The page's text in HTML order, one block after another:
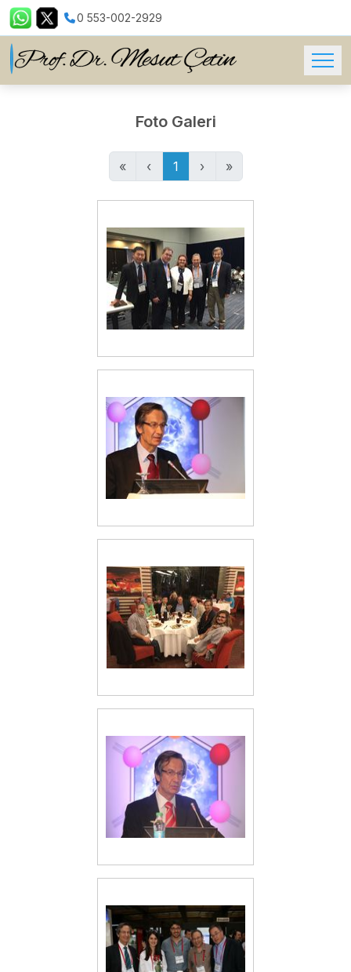
0 553-002-2929
Foto Galeri
« ‹ 1 › »